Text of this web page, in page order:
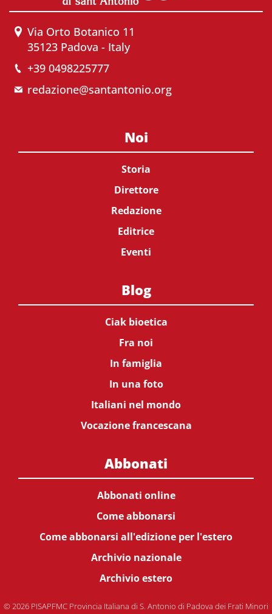
Via Orto Botanico 11
35123 Padova - Italy
+39 0498225777
redazione@santantonio.org
Noi
Storia
Direttore
Redazione
Editrice
Eventi
Blog
Ciak bioetica
Fra noi
In famiglia
In una foto
Italiani nel mondo
Vocazione francescana
Abbonati
Abbonati online
Come abbonarsi
Come abbonarsi all'edizione per l'estero
Archivio nazionale
Archivio estero
© 2026 PISAPFMC Provincia Italiana di S. Antonio di Padova dei Frati Minori